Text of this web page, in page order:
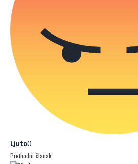
Ljuto0
Prethodni članak